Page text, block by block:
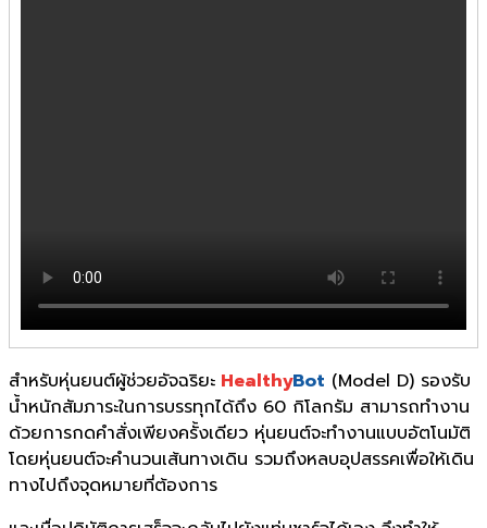
สำหรับหุ่นยนต์ผู้ช่วยอัจฉริยะ HealthyBot (Model D) รองรับ
น้ำหนักสัมภาระในการบรรทุกได้ถึง 60 กิโลกรัม สามารถทำงาน
ด้วยการกดคำสั่งเพียงครั้งเดียว หุ่นยนต์จะทำงานแบบอัตโนมัติ
โดยหุ่นยนต์จะคำนวนเส้นทางเดิน รวมถึงหลบอุปสรรคเพื่อให้เดิน
ทางไปถึงจุดหมายที่ต้องการ